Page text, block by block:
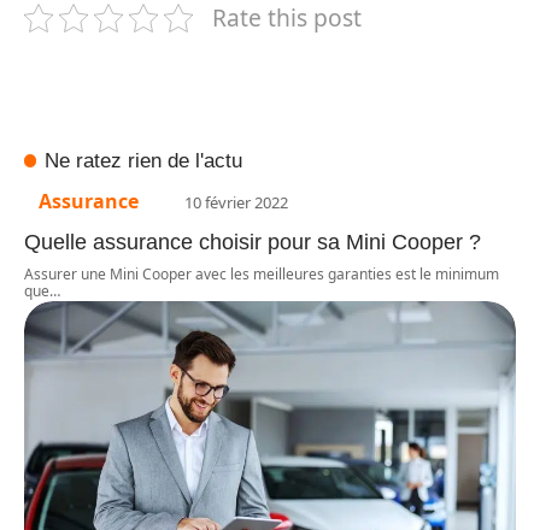
Rate this post
Ne ratez rien de l'actu
Assurance 10 février 2022
Quelle assurance choisir pour sa Mini Cooper ?
Assurer une Mini Cooper avec les meilleures garanties est le minimum
que…